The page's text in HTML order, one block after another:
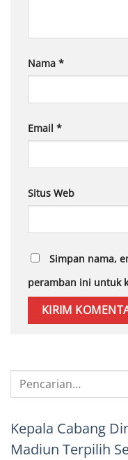
Nama *
Email *
Situs Web
Simpan nama,
peramban ini untuk
Kepala Cabang
Madiun Terpilih